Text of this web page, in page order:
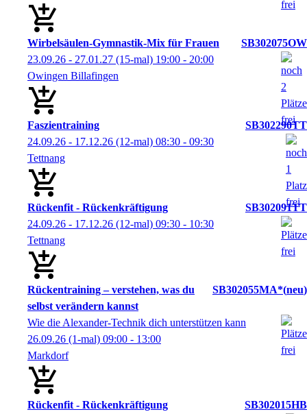
Wirbelsäulen-Gymnastik-Mix für Frauen
SB302075OW
23.09.26 - 27.01.27 (15-mal) 19:00 - 20:00
Owingen Billafingen
Faszientraining
SB302290TT
24.09.26 - 17.12.26 (12-mal) 08:30 - 09:30
Tettnang
Rückenfit - Rückenkräftigung
SB302091TT
24.09.26 - 17.12.26 (12-mal) 09:30 - 10:30
Tettnang
Rückentraining – verstehen, was du
selbst verändern kannst
SB302055MA* neu
Wie die Alexander-Technik dich unterstützen kann
26.09.26 (1-mal) 09:00 - 13:00
Markdorf
Rückenfit - Rückenkräftigung
SB302015HB